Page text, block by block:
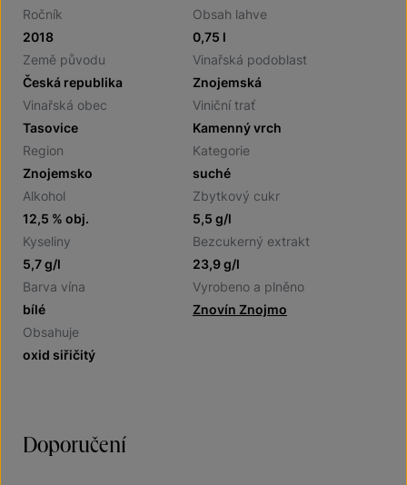
Ročník
2018
Obsah lahve
0,75 l
Země původu
Česká republika
Vinařská podoblast
Znojemská
Vinařská obec
Tasovice
Viniční trať
Kamenný vrch
Region
Znojemsko
Kategorie
suché
Alkohol
12,5 % obj.
Zbytkový cukr
5,5 g/l
Kyseliny
5,7 g/l
Bezcukerný extrakt
23,9 g/l
Barva vína
bílé
Vyrobeno a plněno
Znovín Znojmo
Obsahuje
oxid siřičitý
Doporučení